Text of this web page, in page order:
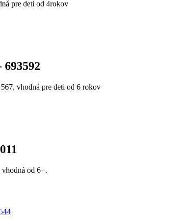
pre deti od 4rokov
vhodná pre deti od 6 rokov
vhodná od 6+.